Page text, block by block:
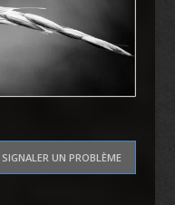
SIGNALER UN PROBLÈME